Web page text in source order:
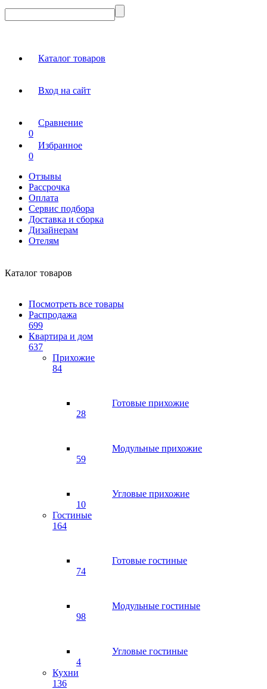
Каталог товаров
Вход на сайт
Сравнение
0
Избранное
0
Отзывы
Рассрочка
Оплата
Сервис подбора
Доставка и сборка
Дизайнерам
Отелям
Каталог товаров
Посмотреть все товары
Распродажа
699
Квартира и дом
637
Прихожие
84
Готовые прихожие
28
Модульные прихожие
59
Угловые прихожие
10
Гостиные
164
Готовые гостиные
74
Модульные гостиные
98
Угловые гостиные
4
Кухни
136